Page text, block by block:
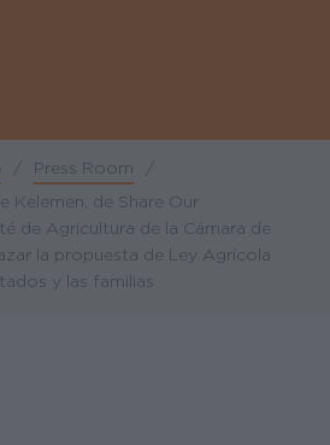
/ Press Room
/
Kelemen, de Share Our
de Agricultura de la Cámara de
la propuesta de Ley Agrícola
y las familias